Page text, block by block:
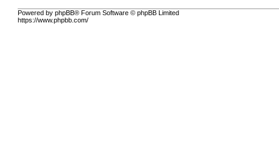
Powered by phpBB® Forum Software © phpBB Limited
https://www.phpbb.com/